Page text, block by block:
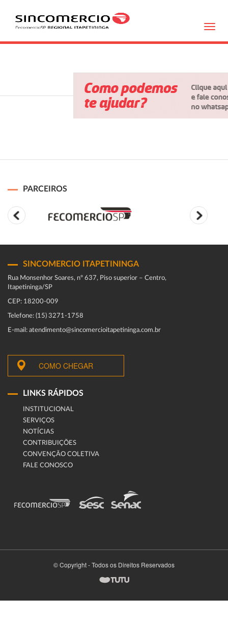
PARCEIROS
SINCOMERCIO ITAPETININGA
Rua Monsenhor Soares, nº 637, Piso superior – Centro,
Itapetininga/SP
CEP: 18200-009
Telefone: (15) 3271-1758
E-mail: atendimento@sincomercioitapetininga.com.br
COMO CHEGAR
LINKS RÁPIDOS
INSTITUCIONAL
SERVIÇOS
NOTÍCIAS
CONTRIBUIÇÕES
CONVENÇÃO COLETIVA
FALE CONOSCO
© Copyright - Todos os Direitos Reservados